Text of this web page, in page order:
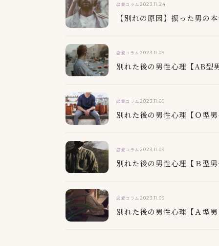
恋愛コラム 2023.11.24
【別れの原因】振った男の
恋愛コラム 2023.11.09
別れた後の男性心理【AB型
恋愛コラム 2023.11.09
別れた後の男性心理【Ｏ型
恋愛コラム 2023.11.09
別れた後の男性心理【Ｂ型
恋愛コラム 2023.11.09
別れた後の男性心理【Ａ型